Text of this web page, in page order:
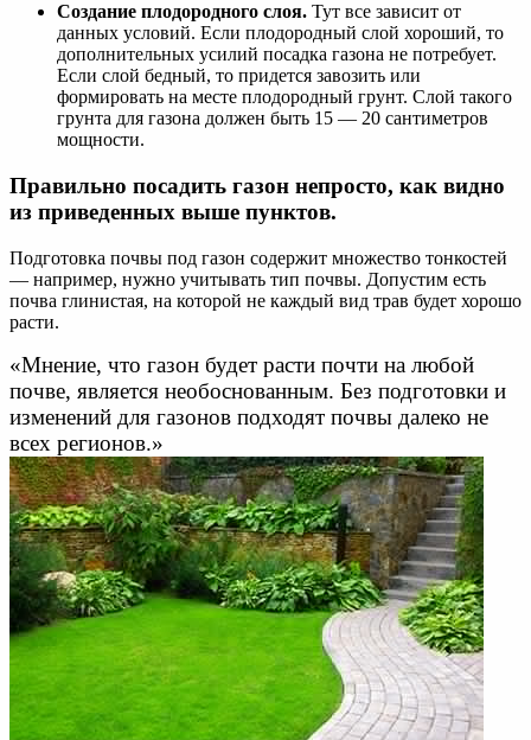
Создание плодородного слоя. Тут все зависит от
данных условий. Если плодородный слой хороший, то
дополнительных усилий посадка газона не потребует.
Если слой бедный, то придется завозить или
формировать на месте плодородный грунт. Слой такого
грунта для газона должен быть 15 — 20 сантиметров
мощности.
Правильно посадить газон непросто, как видно
из приведенных выше пунктов.
Подготовка почвы под газон содержит множество тонкостей
— например, нужно учитывать тип почвы. Допустим есть
почва глинистая, на которой не каждый вид трав будет хорошо
расти.
«Мнение, что газон будет расти почти на любой
почве, является необоснованным. Без подготовки и
изменений для газонов подходят почвы далеко не
всех регионов.»